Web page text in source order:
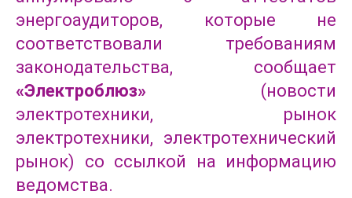
энергоаудиторов, которые не
соответствовали требованиям
законодательства, сообщает
«Электроблюз» (новости
электротехники, рынок
электротехники, электротехнический
рынок) со ссылкой на информацию
ведомства.